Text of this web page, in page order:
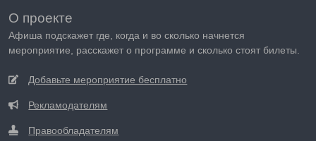
О проекте
Афиша подскажет где, когда и во сколько начнется
мероприятие, расскажет о программе и сколько стоят билеты.
Добавьте мероприятие бесплатно
Рекламодателям
Правообладателям